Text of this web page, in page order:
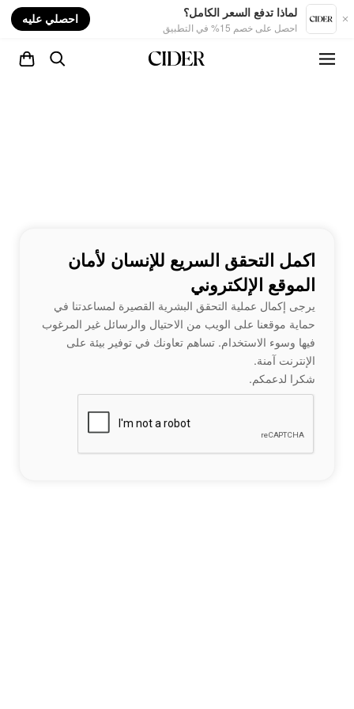
لماذا تدفع السعر الكامل؟
احصل على خصم 15% في التطبيق
احصلي عليه
اكمل التحقق السريع للإنسان لأمان
الموقع الإلكتروني
يرجى إكمال عملية التحقق البشرية القصيرة لمساعدتنا في
حماية موقعنا على الويب من الاحتيال والرسائل غير المرغوب
فيها وسوء الاستخدام. تساهم تعاونك في توفير بيئة على
الإنترنت آمنة.
شكرا لدعمكم.